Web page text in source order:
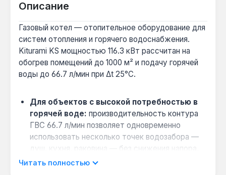
Описание
Газовый котел — отопительное оборудование для
систем отопления и горячего водоснабжения.
Kiturami KS мощностью 116.3 кВт рассчитан на
обогрев помещений до 1000 м² и подачу горячей
воды до 66.7 л/мин при Δt 25°C.
Для объектов с высокой потребностью в
горячей воде: производительность контура
ГВС 66.7 л/мин позволяет одновременно
использовать несколько точек водозабора —
душ, кухня, раковина — без снижения напора.
Эффективность сжигания газа:
Читать полностью